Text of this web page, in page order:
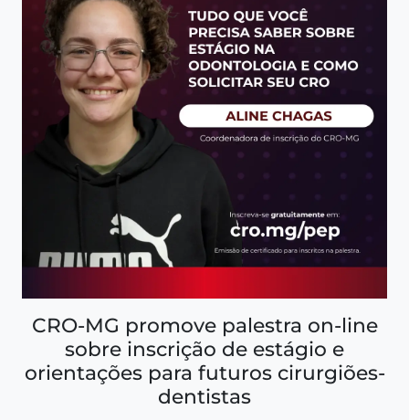
CRO-MG promove palestra on-line
sobre inscrição de estágio e
orientações para futuros cirurgiões-
dentistas